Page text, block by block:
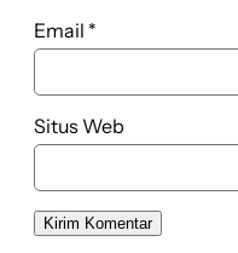
Email *
Situs Web